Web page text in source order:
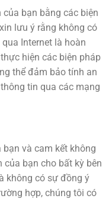
bạn bằng các biện
lưu ý rằng không có
Internet là hoàn
hiện các biện pháp
thể đảm bảo tính an
tin qua các mạng
và cam kết không
của bạn cho bất kỳ bên
không có sự đồng ý
hợp, chúng tôi có